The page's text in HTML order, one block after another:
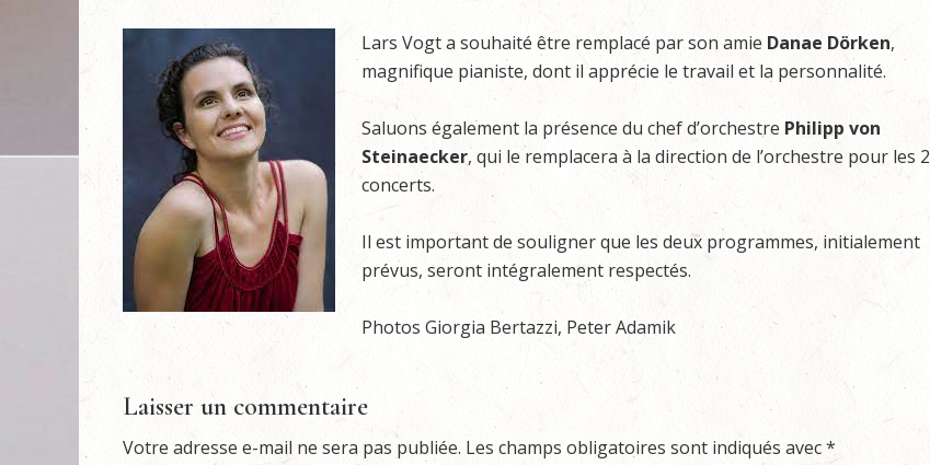
Lars Vogt a souhaité être remplacé par son amie Danae Dörken,
magnifique pianiste, dont il apprécie le travail et la personnalité.
Saluons également la présence du chef d’orchestre Philipp von
Steinaecker, qui le remplacera à la direction de l’orchestre pour les 2
concerts.
Il est important de souligner que les deux programmes, initialement
prévus, seront intégralement respectés.
Photos Giorgia Bertazzi, Peter Adamik
Laisser un commentaire
Votre adresse e-mail ne sera pas publiée. Les champs obligatoires sont indiqués avec*